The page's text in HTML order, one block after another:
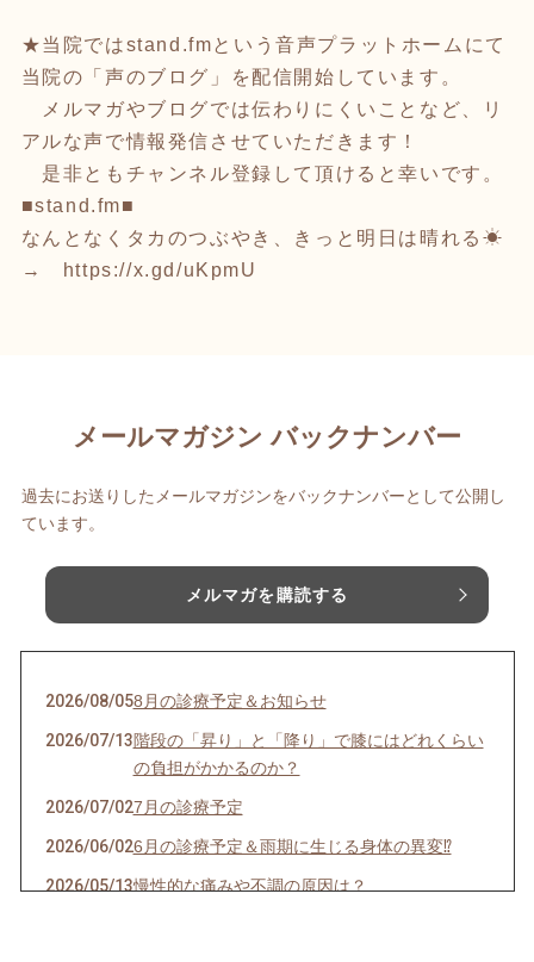
★当院ではstand.fmという音声プラットホームにて
当院の「声のブログ」を配信開始しています。
メルマガやブログでは伝わりにくいことなど、リ
アルな声で情報発信させていただきます！
是非ともチャンネル登録して頂けると幸いです。
■stand.fm■
なんとなくタカのつぶやき、きっと明日は晴れる☀
→
https://x.gd/uKpmU
メールマガジン バックナンバー
過去にお送りしたメールマガジンをバックナンバーとして公開し
ています。
メルマガを購読する
2026/08/058月の診療予定＆お知らせ
2026/07/13階段の「昇り」と「降り」で膝にはどれくらい
の負担がかかるのか？
2026/07/027月の診療予定
2026/06/026月の診療予定＆雨期に生じる身体の異変⁉
2026/05/13慢性的な痛みや不調の原因は？